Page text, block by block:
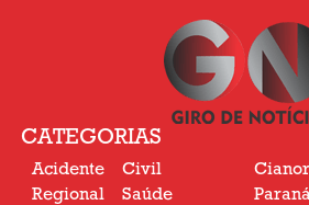
CATEGORIAS
Acidente
Regional
Civil
Saúde